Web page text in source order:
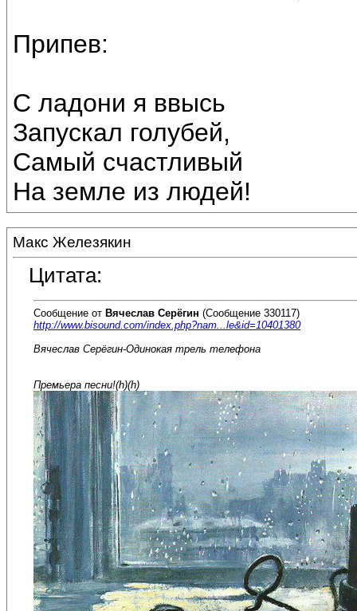
Припев:
С ладони я ввысь
Запускал голубей,
Самый счастливый
На земле из людей!
Макс Железякин
Цитата:
Сообщение от Вячеслав Серёгин (Сообщение 330117)
http://www.bisound.com/index.php?nam...le&id=10401380
Вячеслав Серёгин-Одинокая трель телефона
Премьера песни!(h)(h)